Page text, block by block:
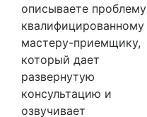
описываете проблему
квалифицированному
мастеру-приемщику,
который дает
развернутую
консультацию и
озвучивает